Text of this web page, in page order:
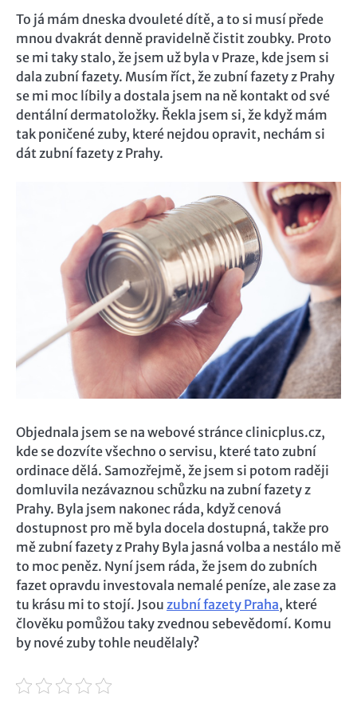
To já mám dneska dvouleté dítě, a to si musí přede
mnou dvakrát denně pravidelně čistit zoubky. Proto
se mi taky stalo, že jsem už byla v Praze, kde jsem si
dala zubní fazety. Musím říct, že zubní fazety z Prahy
se mi moc líbily a dostala jsem na ně kontakt od své
dentální dermatoložky. Řekla jsem si, že když mám
tak poničené zuby, které nejdou opravit, nechám si
dát zubní fazety z Prahy.
Objednala jsem se na webové stránce clinicplus.cz,
kde se dozvíte všechno o servisu, které tato zubní
ordinace dělá. Samozřejmě, že jsem si potom raději
domluvila nezávaznou schůzku na zubní fazety z
Prahy. Byla jsem nakonec ráda, když cenová
dostupnost pro mě byla docela dostupná, takže pro
mě zubní fazety z Prahy Byla jasná volba a nestálo mě
to moc peněz. Nyní jsem ráda, že jsem do zubních
fazet opravdu investovala nemalé peníze, ale zase za
tu krásu mi to stojí. Jsou zubní fazety Praha, které
člověku pomůžou taky zvednou sebevědomí. Komu
by nové zuby tohle neudělaly?